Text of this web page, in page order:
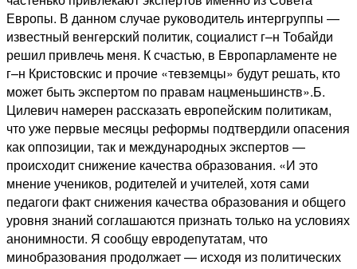
Европы. В данном случае руководитель интергруппы —
известный венгерский политик, социалист г–н Тобайди
решил привлечь меня. К счастью, в Европарламенте не
г–н Кристовскис и прочие «тевземцы» будут решать, кто
может быть экспертом по правам нацменьшинств».Б.
Цилевич намерен рассказать европейским политикам,
что уже первые месяцы реформы подтвердили опасения
как оппозиции, так и международных экспертов —
происходит снижение качества образования. «И это
мнение учеников, родителей и учителей, хотя сами
педагоги факт снижения качества образования и общего
уровня знаний соглашаются признать только на условиях
анонимности. Я сообщу евродепутатам, что
минобразования продолжает — исходя из политических